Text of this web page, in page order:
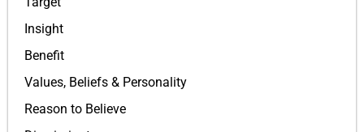
Insight
Benefit
Values, Beliefs & Personality
Reason to Believe